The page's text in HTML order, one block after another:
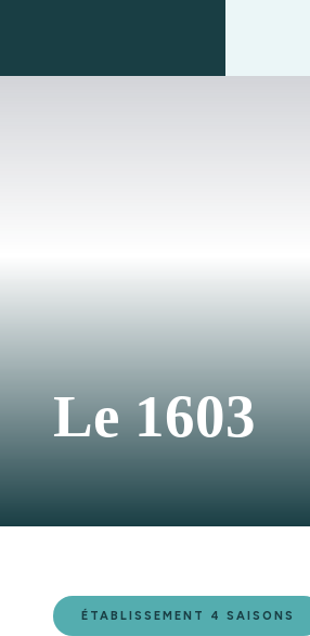
Le 1603
ÉTABLISSEMENT 4 SAISONS